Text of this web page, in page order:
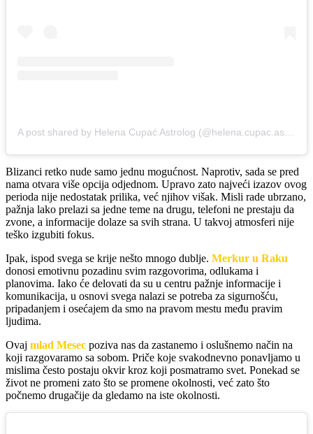
Blizanci retko nude samo jednu mogućnost. Naprotiv, sada se pred
nama otvara više opcija odjednom. Upravo zato najveći izazov ovog
perioda nije nedostatak prilika, već njihov višak. Misli rade ubrzano,
pažnja lako prelazi sa jedne teme na drugu, telefoni ne prestaju da
zvone, a informacije dolaze sa svih strana. U takvoj atmosferi nije
teško izgubiti fokus.
Ipak, ispod svega se krije nešto mnogo dublje. Merkur u Raku
donosi emotivnu pozadinu svim razgovorima, odlukama i
planovima. Iako će delovati da su u centru pažnje informacije i
komunikacija, u osnovi svega nalazi se potreba za sigurnošću,
pripadanjem i osećajem da smo na pravom mestu među pravim
ljudima.
Ovaj mlad Mesec poziva nas da zastanemo i oslušnemo način na
koji razgovaramo sa sobom. Priče koje svakodnevno ponavljamo u
mislima često postaju okvir kroz koji posmatramo svet. Ponekad se
život ne promeni zato što se promene okolnosti, već zato što
počnemo drugačije da gledamo na iste okolnosti.